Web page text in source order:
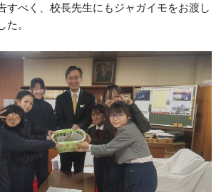
すべく、校長先生にもジャガイモをお渡し
た。